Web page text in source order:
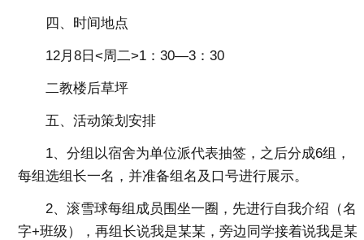
四、时间地点
12月8日<周二>1：30—3：30
二教楼后草坪
五、活动策划安排
1、分组以宿舍为单位派代表抽签，之后分成6组，
每组选组长一名，并准备组名及口号进行展示。
2、滚雪球每组成员围坐一圈，先进行自我介绍（名
字+班级），再组长说我是某某，旁边同学接着说我是某